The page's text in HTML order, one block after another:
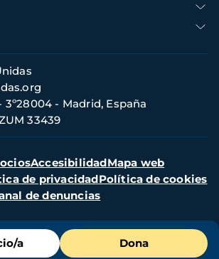
a Dona
3º28004 - Madrid, España
33439
AccesibilidadMapa web
de privacidadPolítica de cookies
de denuncias